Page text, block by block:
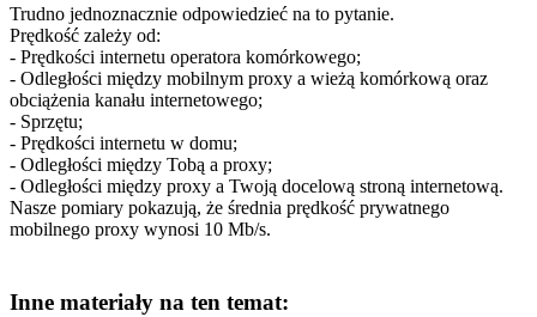
Trudno jednoznacznie odpowiedzieć na to pytanie.
Prędkość zależy od:
- Prędkości internetu operatora komórkowego;
- Odległości między mobilnym proxy a wieżą komórkową oraz
obciążenia kanału internetowego;
- Sprzętu;
- Prędkości internetu w domu;
- Odległości między Tobą a proxy;
- Odległości między proxy a Twoją docelową stroną internetową.
Nasze pomiary pokazują, że średnia prędkość prywatnego
mobilnego proxy wynosi 10 Mb/s.
Inne materiały na ten temat: